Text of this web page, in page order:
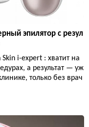
эпилятор с резул
i-expert : хватит на
а результат — уж
только без врач